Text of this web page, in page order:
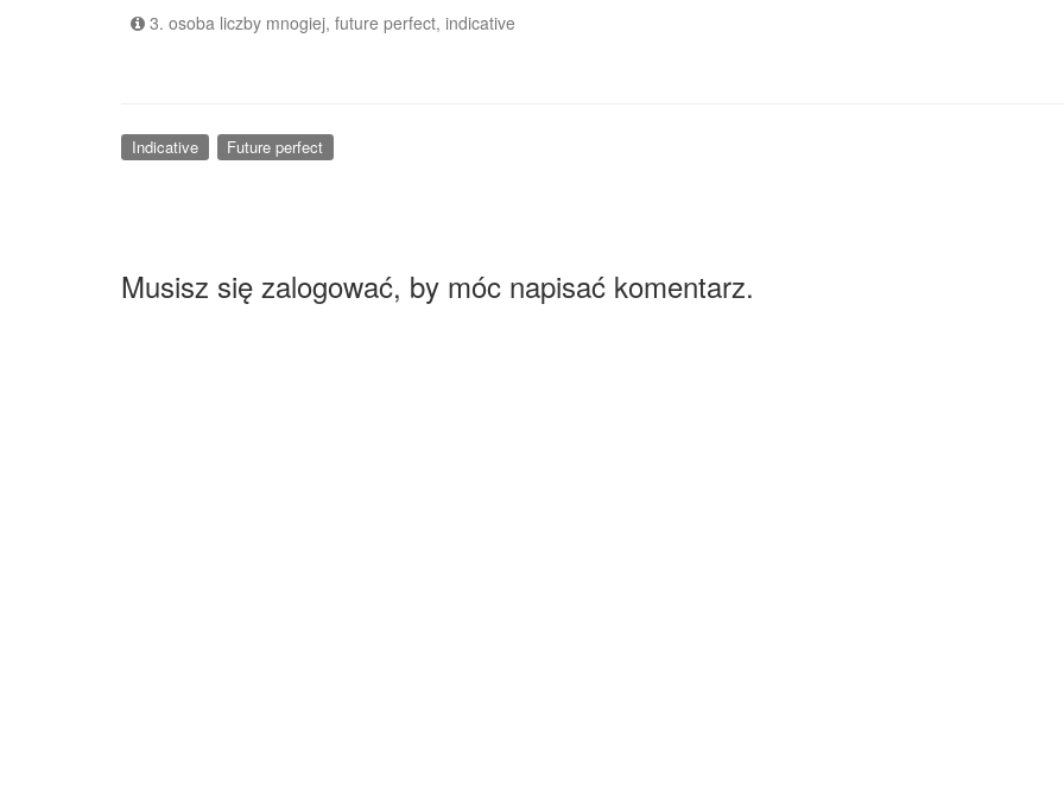
3. osoba liczby mnogiej, future perfect, indicative
Indicative Future perfect
Musisz się zalogować, by móc napisać komentarz.